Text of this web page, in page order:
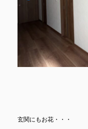
玄関にもお花・・・